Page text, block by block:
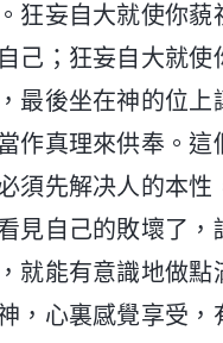
狂妄自大就使你
己；狂妄自大就
最後坐在神的位
作真理來供奉。
須先解决人的本
見自己的敗壞了
就能有意識地做
，心裏感覺享受